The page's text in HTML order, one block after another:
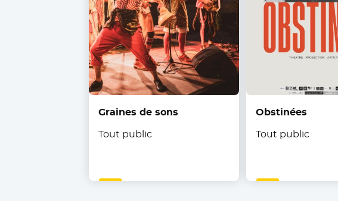
Graines de sons
Tout public
Obstinées
Tout public